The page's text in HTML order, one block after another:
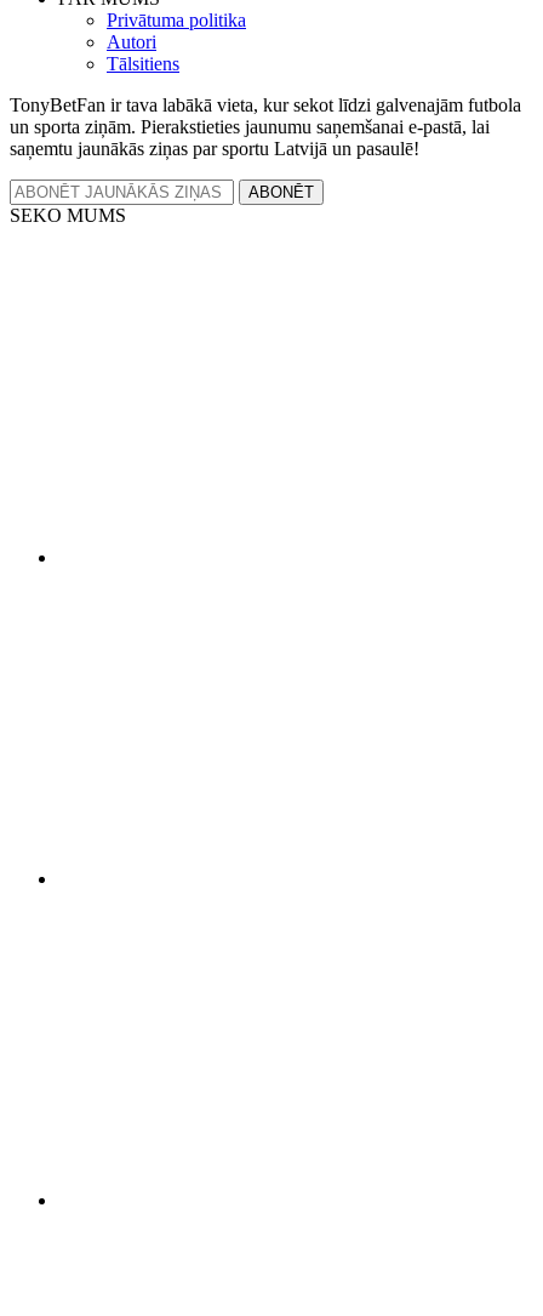
Privātuma politika
Autori
Tālsitiens
TonyBetFan ir tava labākā vieta, kur sekot līdzi galvenajām futbola
un sporta ziņām. Pierakstieties jaunumu saņemšanai e-pastā, lai
saņemtu jaunākās ziņas par sportu Latvijā un pasaulē!
ABONĒT
SEKO MUMS